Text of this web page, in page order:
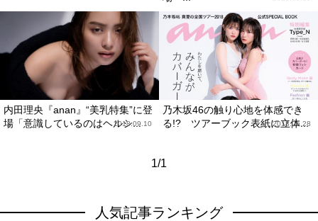
内田理央『anan』“美乳特集”に登
場「意識しているのはヘルシ...
2018.09.10
乃木坂46の触り心地を体感でき
る!? ツアーブック表紙に立体...
2018.06.28
1/1
人気記事ランキング